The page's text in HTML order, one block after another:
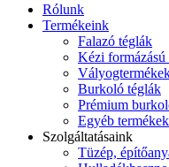
Rólunk
Termékeink
Falazó téglák
Kézi
Burkoló téglák
Prémium
Egyéb termékek
Szolgáltatásaink
Tüzép,